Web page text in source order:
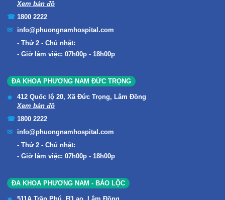
Xem bản đồ
1800 2222
info@phuongnamhospital.com
Thứ 2 - Chủ nhật:
Giờ làm việc: 07h00p - 18h00p
ĐA KHOA PHƯƠNG NAM ĐỨC TRỌNG
412 Quốc lộ 20, Xã Đức Trọng, Lâm Đồng
Xem bản đồ
1800 2222
info@phuongnamhospital.com
Thứ 2 - Chủ nhật:
Giờ làm việc: 07h00p - 18h00p
ĐA KHOA PHƯƠNG NAM - BẢO LỘC